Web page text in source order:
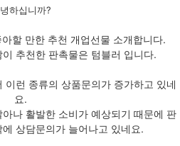
하십니까?
할 만한 추천 개업선물 소개합니다.
추천한 판촉물은 텀블러 입니다.
런 종류의 상품문의가 증가하고 있네
요.
나 활발한 소비가 예상되기 때문에 판
상담문의가 늘어나고 있네요.